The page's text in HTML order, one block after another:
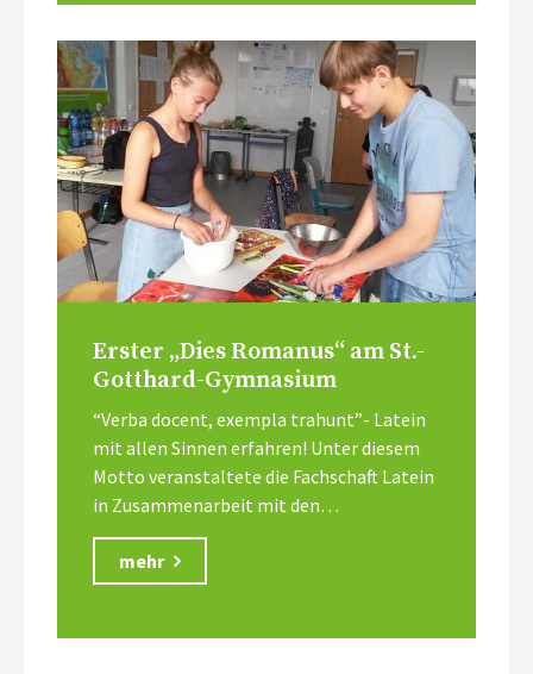
Erster „Dies Romanus“ am St.-
Gotthard-Gymnasium
“Verba docent, exempla trahunt”- Latein
mit allen Sinnen erfahren! Unter diesem
Motto veranstaltete die Fachschaft Latein
in Zusammenarbeit mit den…
mehr